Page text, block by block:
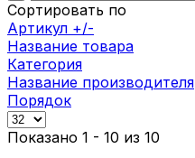
Сортировать по
Артикул +/-
Название товара
Категория
Название производителя
Порядок
Показано 1 - 10 из 10